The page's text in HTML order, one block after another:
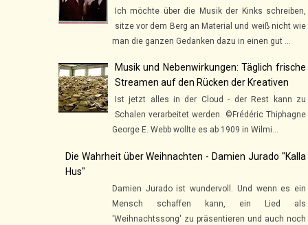
Ich möchte über die Musik der Kinks schreiben,
sitze vor dem Berg an Material und weiß nicht wie
man die ganzen Gedanken dazu in einen gut ...
Musik und Nebenwirkungen: Täglich frische
Streamen auf den Rücken der Kreativen
Ist jetzt alles in der Cloud - der Rest kann zu
Schalen verarbeitet werden. ©Frédéric Thiphagne
George E. Webb wollte es ab 1909 in Wilmi...
Die Wahrheit über Weihnachten - Damien Jurado "Kalla
Hus"
Damien Jurado ist wundervoll. Und wenn es ein
Mensch schaffen kann, ein Lied als
'Weihnachtssong' zu präsentieren und auch noch